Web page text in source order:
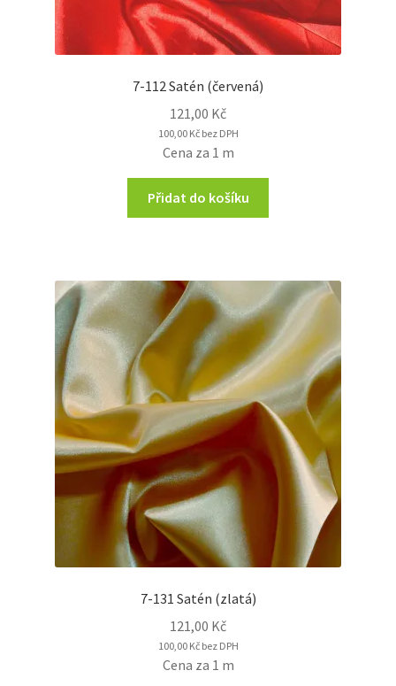
7-112 Satén (červená)
121,00 Kč
100,00 Kčbez DPH
Cena za 1 m
Přidat do košíku
7-131 Satén (zlatá)
121,00 Kč
100,00 Kčbez DPH
Cena za 1 m